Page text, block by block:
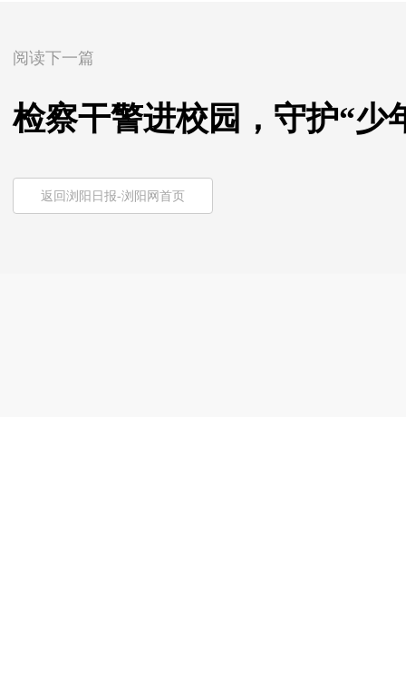
阅读下一篇
检察干警进校园，守护“少
返回浏阳日报-浏阳网首页